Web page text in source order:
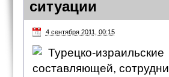
ситуации
4 сентября 2011, 00:15
Турецко-
составляющей,